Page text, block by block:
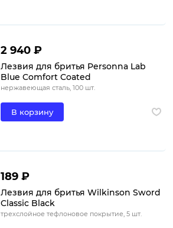
2 940 ₽
Лезвия для бритья Personna Lab
Blue Comfort Coated
нержавеющая сталь, 100 шт.
В корзину
189 ₽
Лезвия для бритья Wilkinson Sword
Classic Black
трехслойное тефлоновое покрытие, 5 шт.